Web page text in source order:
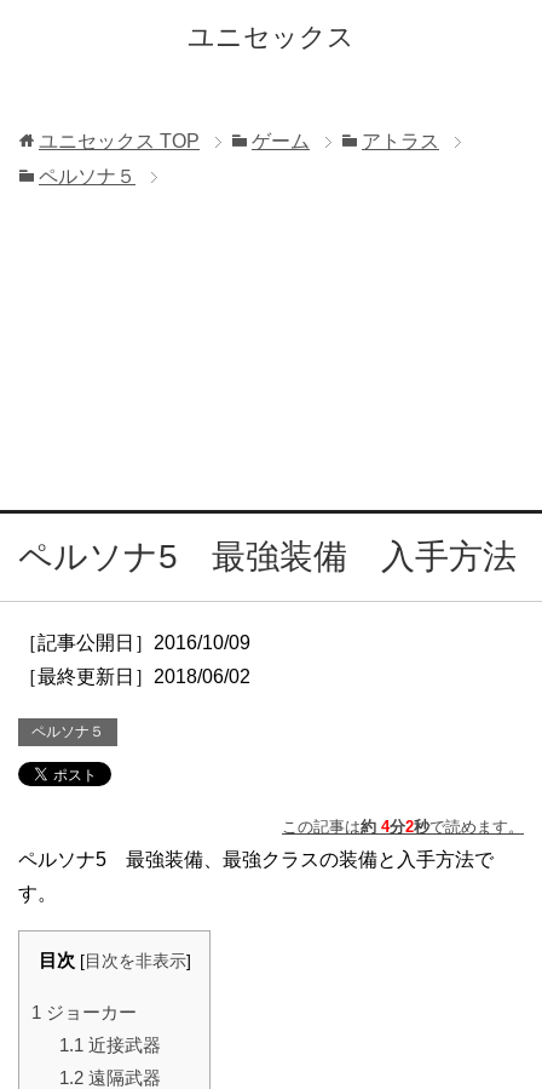
ユニセックス
ユニセックス TOP ゲーム
アトラス
ペルソナ５
ペルソナ5 最強装備 入手方法
［記事公開日］2016/10/09
［最終更新日］2018/06/02
ペルソナ５
この記事は約 4分2秒で読めます。
ペルソナ5 最強装備、最強クラスの装備と入手方法で
す。
目次 [目次を非表示]
1 ジョーカー
1.1 近接武器
1.2遠隔武器